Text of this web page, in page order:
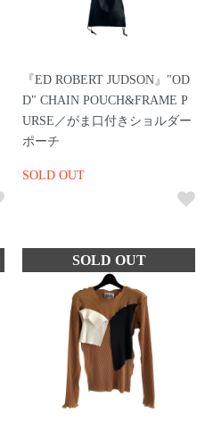
『ED ROBERT JUDSON』"OD
D" CHAIN POUCH&FRAME P
URSE／がま口付きショルダー
ポーチ
SOLD OUT